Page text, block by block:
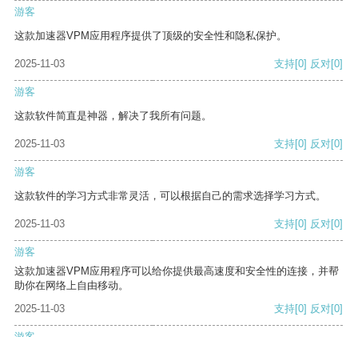
游客
这款加速器VPM应用程序提供了顶级的安全性和隐私保护。
2025-11-03 支持[0] 反对[0]
游客
这款软件简直是神器，解决了我所有问题。
2025-11-03 支持[0] 反对[0]
游客
这款软件的学习方式非常灵活，可以根据自己的需求选择学习方式。
2025-11-03 支持[0] 反对[0]
游客
这款加速器VPM应用程序可以给你提供最高速度和安全性的连接，并帮
助你在网络上自由移动。
2025-11-03
支持[0] 反对[0]